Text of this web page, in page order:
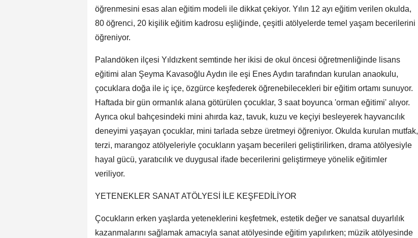
öğrenmesini esas alan eğitim modeli ile dikkat çekiyor. Yılın 12 ayı eğitim verilen okulda,
80 öğrenci, 20 kişilik eğitim kadrosu eşliğinde, çeşitli atölyelerde temel yaşam becerilerini
öğreniyor.
Palandöken ilçesi Yıldızkent semtinde her ikisi de okul öncesi öğretmenliğinde lisans
eğitimi alan Şeyma Kavasoğlu Aydın ile eşi Enes Aydın tarafından kurulan anaokulu,
çocuklara doğa ile iç içe, özgürce keşfederek öğrenebilecekleri bir eğitim ortamı sunuyor.
Haftada bir gün ormanlık alana götürülen çocuklar, 3 saat boyunca 'orman eğitimi' alıyor.
Ayrıca okul bahçesindeki mini ahırda kaz, tavuk, kuzu ve keçiyi besleyerek hayvancılık
deneyimi yaşayan çocuklar, mini tarlada sebze üretmeyi öğreniyor. Okulda kurulan mutfak,
terzi, marangoz atölyeleriyle çocukların yaşam becerileri geliştirilirken, drama atölyesiyle
hayal gücü, yaratıcılık ve duygusal ifade becerilerini geliştirmeye yönelik eğitimler
veriliyor.
YETENEKLER SANAT ATÖLYESİ İLE KEŞFEDİLİYOR
Çocukların erken yaşlarda yeteneklerini keşfetmek, estetik değer ve sanatsal duyarlılık
kazanmalarını sağlamak amacıyla sanat atölyesinde eğitim yapılırken; müzik atölyesinde